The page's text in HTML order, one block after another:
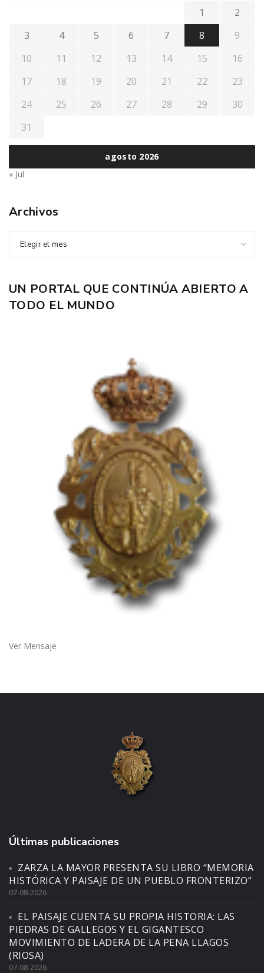
agosto 2026
1
2
3
4 5 6 7 8
9
10
11 12 13 14 15
16
17
18 19 20 21 22
23
24
25 26 27 28 29
30
31
« Jul
Archivos
Elegir el mes
UN PORTAL QUE CONTINÚA ABIERTO A
TODO EL MUNDO
Ver Mensaje
Últimas publicaciones
ZARZA LA MAYOR PRESENTA SU LIBRO “MEMORIA
HISTÓRICA Y PAISAJE DE UN PUEBLO FRONTERIZO”
07-08-2026
EL PAISAJE CUENTA SU PROPIA HISTORIA: LAS
PIEDRAS DE GALLEGOS Y EL GIGANTESCO
MOVIMIENTO DE LADERA DE LA PENA LLAGOS
(RIOSA)
07-08-2026